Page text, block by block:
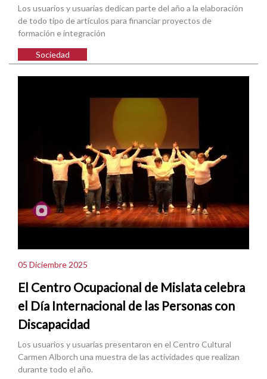
Los usuarios y usuarias dedican parte del año a la elaboración
de todo tipo de artículos para financiar proyectos de
formación e integración
Sociedad
05 Diciembre 2025
El Centro Ocupacional de Mislata celebra
el Día Internacional de las Personas con
Discapacidad
Los usuarios y usuarias presentaron en el Centro Cultural
Carmen Alborch una muestra de las actividades que realizan
durante todo el año.